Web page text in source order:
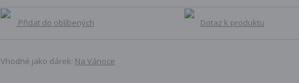
Přidat do oblíbených Dotaz k produktu
Vhodné jako dárek: Na Vánoce